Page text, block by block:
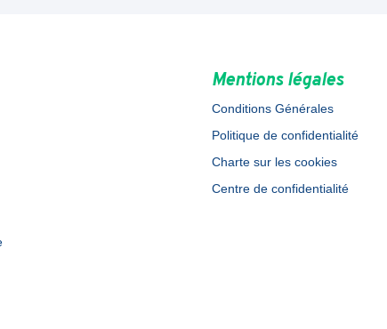
Mentions légales
Conditions Générales
Politique de confidentialité
Charte sur les cookies
Centre de confidentialité